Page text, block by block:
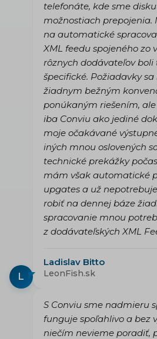
L
telefonáte, kde sme
možnostiach prepojenia.
na automatické
XML feedu spojeného zo
rôznych dodávateľov boli
špecifické. Požiadavky
žiadnym bežným
ponúkaným riešením,
iba Conviu ako jediné
moje očakávané
iných mnou oslovených
technické prekážky
mám však automatické
upgates a už
robiť na dennej báze
spracovanie mnou
z dodávateľských XML
Ladislav Bitto
LeonFish.sk
S Conviu sme nadmieru
funguje spoľahlivo a bez
niečím nevieme poradiť,